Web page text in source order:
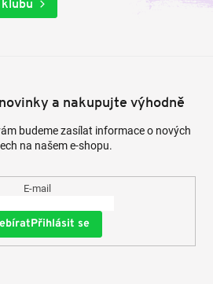
a nakupujte výhodně
budeme zasílat informace o nových
na našem e-shopu.
E-mail
Přihlásit se